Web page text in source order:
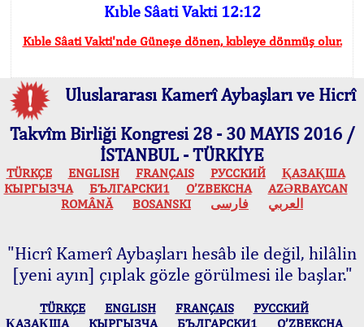
Kıble Sâati Vakti 12:12
Kıble Sâati Vakti'nde Güneşe dönen, kıbleye dönmüş olur.
Uluslararası Kamerî Aybaşları ve Hicrî
Takvîm Birliği Kongresi 28 - 30 MAYIS 2016 /
İSTANBUL - TÜRKİYE
TÜRKÇE ENGLISH FRANÇAIS РУССКИЙ
ҚАЗАҚША
КЫPГЫЗЧA
БЪЛГАРСКИ1 O’ZBEKCHA
AZӘRBAYCAN
ROMÂNĂ
BOSANSKI العربي فارسی
"Hicrî Kamerî Aybaşları hesâb ile değil, hilâlin
[yeni ayın] çıplak gözle görülmesi ile başlar."
TÜRKÇE ENGLISH FRANÇAIS
РУССКИЙ
ҚАЗАҚША
КЫPГЫЗЧA БЪЛГАРСКИ1 O’ZBEKCHA